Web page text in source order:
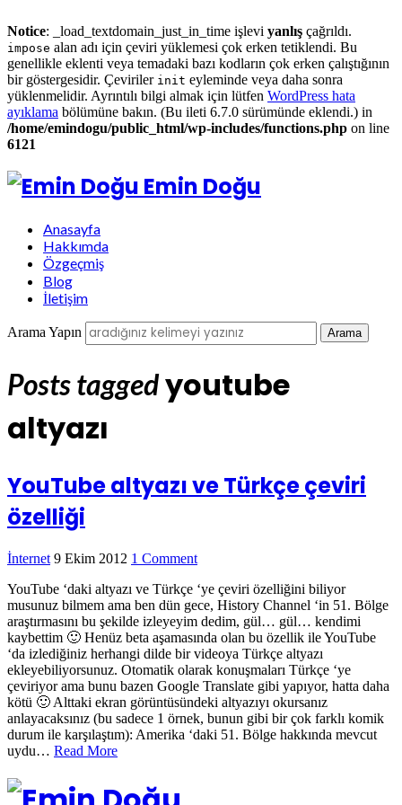
Notice: _load_textdomain_just_in_time işlevi yanlış çağrıldı.
impose alan adı için çeviri yüklemesi çok erken tetiklendi. Bu
genellikle eklenti veya temadaki bazı kodların çok erken çalıştığının
bir göstergesidir. Çeviriler init eyleminde veya daha sonra
yüklenmelidir. Ayrıntılı bilgi almak için lütfen WordPress hata
ayıklama bölümüne bakın. (Bu ileti 6.7.0 sürümünde eklendi.) in
/home/emindogu/public_html/wp-includes/functions.php on line
6121
Emin Doğu
Anasayfa
Hakkımda
Özgeçmiş
Blog
İletişim
Arama Yapın
Posts taggedyoutube
altyazı
YouTube altyazı ve Türkçe çeviri
özelliği
İnternet 9 Ekim 2012 1 Comment
YouTube ‘daki altyazı ve Türkçe ‘ye çeviri özelliğini biliyor
musunuz bilmem ama ben dün gece, History Channel ‘in 51. Bölge
araştırmasını bu şekilde izleyeyim dedim, gül… gül… kendimi
kaybettim 🙂 Henüz beta aşamasında olan bu özellik ile YouTube
‘da izlediğiniz herhangi dilde bir videoya Türkçe altyazı
ekleyebiliyorsunuz. Otomatik olarak konuşmaları Türkçe ‘ye
çeviriyor ama bunu bazen Google Translate gibi yapıyor, hatta daha
kötü 🙂 Alttaki ekran görüntüsündeki altyazıyı okursanız
anlayacaksınız (bu sadece 1 örnek, bunun gibi bir çok farklı komik
durum ile karşılaştım): Amerika ‘daki 51. Bölge hakkında mevcut
uydu… Read More